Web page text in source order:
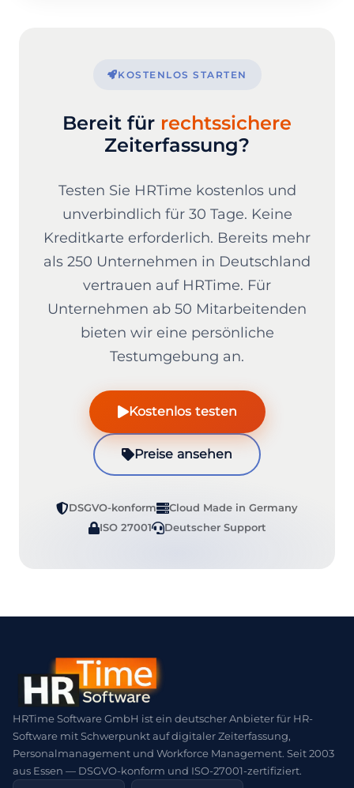
KOSTENLOS STARTEN
Bereit für rechtssichere
Zeiterfassung?
Testen Sie HRTime kostenlos und
unverbindlich für 30 Tage. Keine
Kreditkarte erforderlich. Bereits mehr
als 250 Unternehmen in Deutschland
vertrauen auf HRTime. Für
Unternehmen ab 50 Mitarbeitenden
bieten wir eine persönliche
Testumgebung an.
Kostenlos testen
Preise ansehen
DSGVO-konform
Cloud Made in Germany
ISO 27001
Deutscher Support
HRTime Software GmbH ist ein deutscher Anbieter für HR-
Software mit Schwerpunkt auf digitaler Zeiterfassung,
Personalmanagement und Workforce Management. Seit 2003
aus Essen — DSGVO-konform und ISO-27001-zertifiziert.